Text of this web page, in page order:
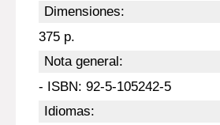
Dimensiones:
375 p.
Nota general:
- ISBN: 92-5-105242-5
Idiomas: